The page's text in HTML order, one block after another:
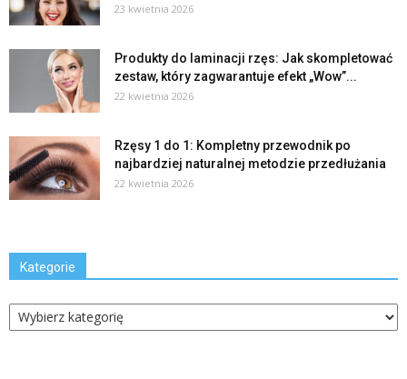
23 kwietnia 2026
Produkty do laminacji rzęs: Jak skompletować
zestaw, który zagwarantuje efekt „Wow”...
22 kwietnia 2026
Rzęsy 1 do 1: Kompletny przewodnik po
najbardziej naturalnej metodzie przedłużania
22 kwietnia 2026
Kategorie
Kategorie